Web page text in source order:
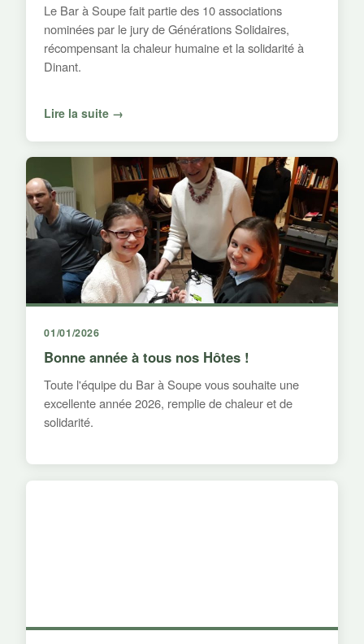
Le Bar à Soupe fait partie des 10 associations
nominées par le jury de Générations Solidaires,
récompensant la chaleur humaine et la solidarité à
Dinant.
Lire la suite →
01/01/2026
Bonne année à tous nos Hôtes !
Toute l'équipe du Bar à Soupe vous souhaite une
excellente année 2026, remplie de chaleur et de
solidarité.